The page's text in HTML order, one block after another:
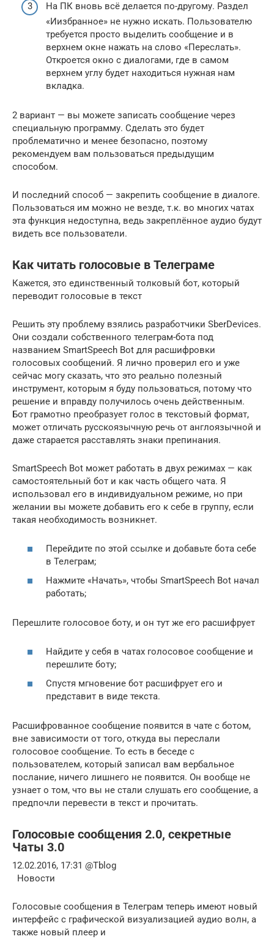
На ПК вновь всё делается по-другому. Раздел
«Иизбранное» не нужно искать. Пользователю
требуется просто выделить сообщение и в
верхнем окне нажать на слово «Переслать».
Откроется окно с диалогами, где в самом
верхнем углу будет находиться нужная нам
вкладка.
2 вариант — вы можете записать сообщение через
специальную программу. Сделать это будет
проблематично и менее безопасно, поэтому
рекомендуем вам пользоваться предыдущим
способом.
И последний способ — закрепить сообщение в диалоге.
Пользоваться им можно не везде, т.к. во многих чатах
эта функция недоступна, ведь закреплённое аудио будут
видеть все пользователи.
Как читать голосовые в Телеграме
Кажется, это единственный толковый бот, который
переводит голосовые в текст
Решить эту проблему взялись разработчики SberDevices.
Они создали собственного телеграм-бота под
названием SmartSpeech Bot для расшифровки
голосовых сообщений. Я лично проверил его и уже
сейчас могу сказать, что это реально полезный
инструмент, которым я буду пользоваться, потому что
решение и вправду получилось очень действенным.
Бот грамотно преобразует голос в текстовый формат,
может отличать русскоязычную речь от англоязычной и
даже старается расставлять знаки препинания.
SmartSpeech Bot может работать в двух режимах — как
самостоятельный бот и как часть общего чата. Я
использовал его в индивидуальном режиме, но при
желании вы можете добавить его к себе в группу, если
такая необходимость возникнет.
Перейдите по этой ссылке и добавьте бота себе
в Телеграм;
Нажмите «Начать», чтобы SmartSpeech Bot начал
работать;
Перешлите голосовое боту, и он тут же его расшифрует
Найдите у себя в чатах голосовое сообщение и
перешлите боту;
Спустя мгновение бот расшифрует его и
представит в виде текста.
Расшифрованное сообщение появится в чате с ботом,
вне зависимости от того, откуда вы переслали
голосовое сообщение. То есть в беседе с
пользователем, который записал вам вербальное
послание, ничего лишнего не появится. Он вообще не
узнает о том, что вы не стали слушать его сообщение, а
предпочли перевести в текст и прочитать.
Голосовые сообщения 2.0, секретные
Чаты 3.0
12.02.2016, 17:31 @Tblog
Новости
Голосовые сообщения в Телеграм теперь имеют новый
интерфейс с графической визуализацией аудио волн, а
также новый плеер и